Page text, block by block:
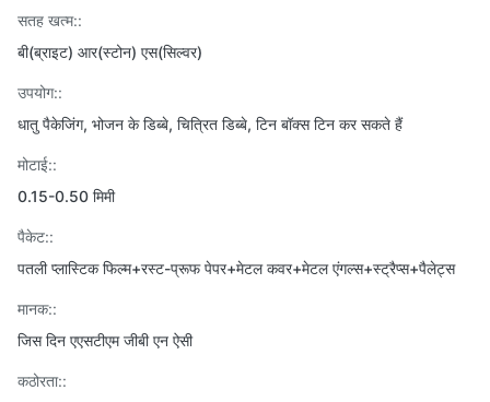
सतह खत्म::
बी(ब्राइट) आर(स्टोन) एस(सिल्वर)
उपयोग::
धातु पैकेजिंग, भोजन के डिब्बे, चित्रित डिब्बे, टिन बॉक्स टिन कर सकते हैं
मोटाई::
0.15-0.50 मिमी
पैकेट::
पतली प्लास्टिक फिल्म+रस्ट-प्रूफ पेपर+मेटल कवर+मेटल एंगल्स+स्ट्रैप्स+पैलेट्स
मानक::
जिस दिन एएसटीएम जीबी एन ऐसी
कठोरता::